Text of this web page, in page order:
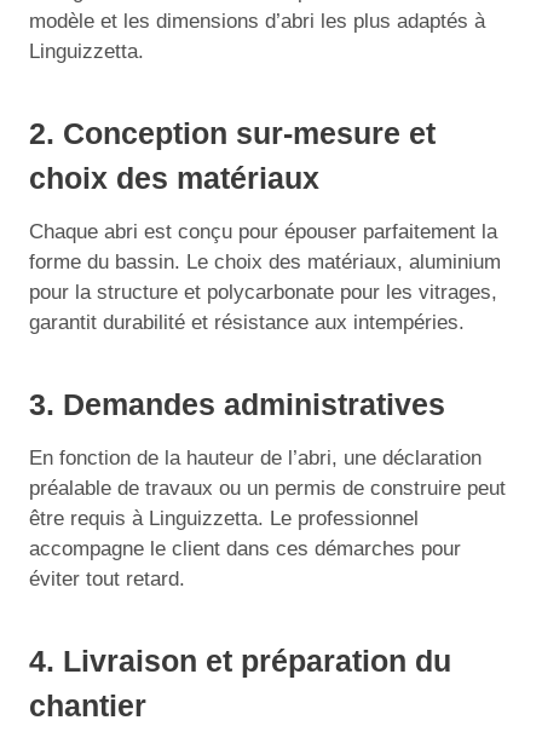
modèle et les dimensions d’abri les plus adaptés à
Linguizzetta.
2. Conception sur-mesure et
choix des matériaux
Chaque abri est conçu pour épouser parfaitement la
forme du bassin. Le choix des matériaux, aluminium
pour la structure et polycarbonate pour les vitrages,
garantit durabilité et résistance aux intempéries.
3. Demandes administratives
En fonction de la hauteur de l’abri, une déclaration
préalable de travaux ou un permis de construire peut
être requis à Linguizzetta. Le professionnel
accompagne le client dans ces démarches pour
éviter tout retard.
4. Livraison et préparation du
chantier